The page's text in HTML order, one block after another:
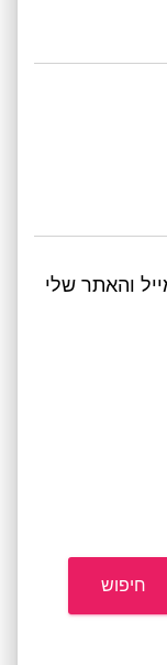
והאתר שלי
חיפוש